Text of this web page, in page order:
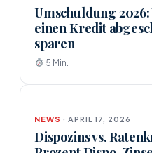
Umschuldung
einen Kredit
sparen
5 Min.
NEWS · APRIL 17, 2026
Dispozins vs.